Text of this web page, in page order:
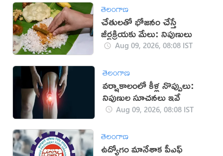
తెలంగాణ
చేతులతో భోజనం చేస్తే
జీర్ణక్రియకు మేలు: నిపుణులు
Aug 09, 2026, 08:08 IST
తెలంగాణ
వర్షాకాలంలో కీళ్ల నొప్పులు:
నిపుణుల సూచనలు ఇవే
Aug 09, 2026, 08:08 IST
తెలంగాణ
ఉద్యోగం మానేశాక పీఎఫ్